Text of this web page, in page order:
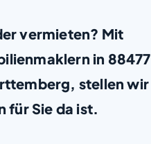
vermieten? Mit
in 88477
stellen wir
für Sie da ist.